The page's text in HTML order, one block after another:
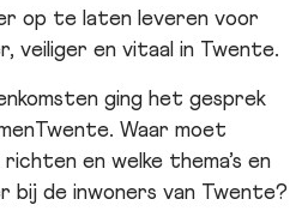
op te laten leveren voor
veiliger en vitaal in Twente.
ging het gesprek
Waar moet
en welke thema’s en
bij de inwoners van Twente?